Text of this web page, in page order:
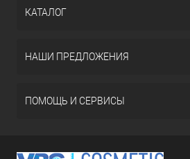
КАТАЛОГ
НАШИ ПРЕДЛОЖЕНИЯ
ПОМОЩЬ И СЕРВИСЫ